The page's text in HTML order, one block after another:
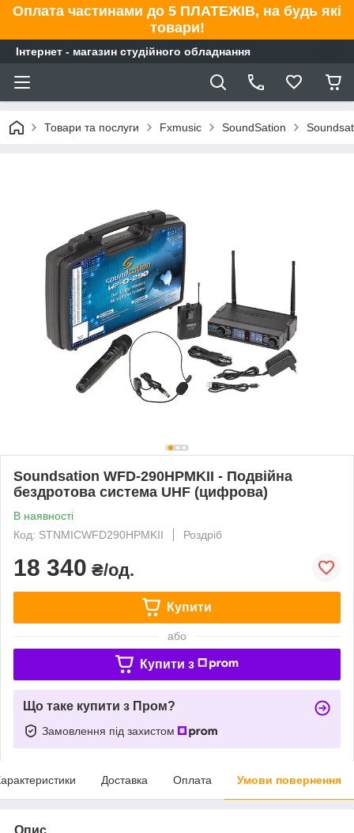
Оплата частинами до 5 ПЛАТЕЖІВ, на будь які
товари!
Інтернет - магазин студійного обладнання
Товари та послуги Fxmusic SoundSation
Soundsation WFD-290HPMKII - Подвійна
бездротова система UHF (цифрова)
В наявності
Код: STNMICWFD290HPMKII
Роздріб
18 340 ₴/од.
Купити
або
Купити з
Що таке купити з Пром?
Замовлення під захистом
Доставка Оплата Умови повернення
Опис